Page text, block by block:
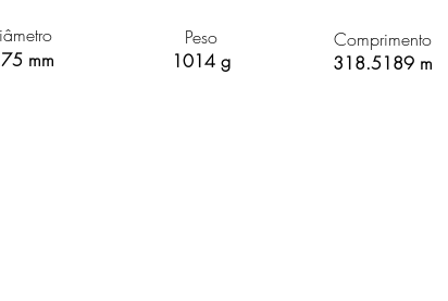
mm
Peso
1014 g
Comprimento
318.5189 m